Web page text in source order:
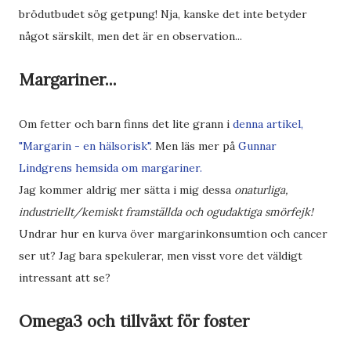
brödutbudet sög getpung! Nja, kanske det inte betyder
något särskilt, men det är en observation...
Margariner...
Om fetter och barn finns det lite grann i denna artikel,
"Margarin - en hälsorisk". Men läs mer på Gunnar
Lindgrens hemsida om margariner.
Jag kommer aldrig mer sätta i mig dessa onaturliga,
industriellt/kemiskt framställda och ogudaktiga smörfejk!
Undrar hur en kurva över margarinkonsumtion och cancer
ser ut? Jag bara spekulerar, men visst vore det väldigt
intressant att se?
Omega3 och tillväxt för foster